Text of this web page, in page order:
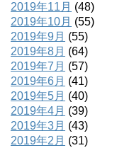
2019年11月 (48)
2019年10月 (55)
2019年9月 (55)
2019年8月 (64)
2019年7月 (57)
2019年6月 (41)
2019年5月 (40)
2019年4月 (39)
2019年3月 (43)
2019年2月 (31)